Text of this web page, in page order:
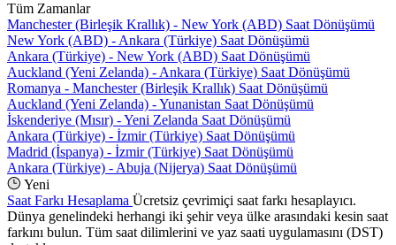
Tüm Zamanlar
Manchester (Birleşik Krallık) - New York (ABD) Saat Dönüşümü
New York (ABD) - Ankara (Türkiye) Saat Dönüşümü
Ankara (Türkiye) - New York (ABD) Saat Dönüşümü
Auckland (Yeni Zelanda) - Ankara (Türkiye) Saat Dönüşümü
Romanya - Manchester (Birleşik Krallık) Saat Dönüşümü
Auckland (Yeni Zelanda) - Yunanistan Saat Dönüşümü
İskenderiye (Mısır) - Yeni Zelanda Saat Dönüşümü
Ankara (Türkiye) - İzmir (Türkiye) Saat Dönüşümü
Madrid (İspanya) - İzmir (Türkiye) Saat Dönüşümü
Ankara (Türkiye) - Abuja (Nijerya) Saat Dönüşümü
Yeni
Saat Farkı Hesaplama Ücretsiz çevrimiçi saat farkı hesaplayıcı.
Dünya genelindeki herhangi iki şehir veya ülke arasındaki kesin saat
farkını bulun. Tüm saat dilimlerini ve yaz saati uygulamasını (DST)